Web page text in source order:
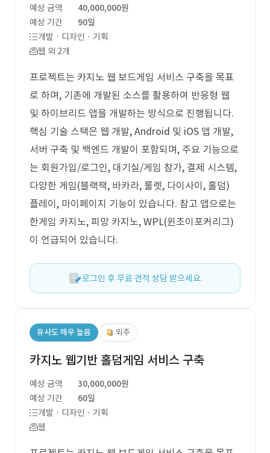
예상 금액
40,000,000원
예상 기간
90일
개발 · 디자인 · 기획
웹 외 2개
프로젝트는 카지노 웹 보드게임 서비스 구축을 목표
로 하며, 기존에 개발된 소스를 활용하여 반응형 웹
및 하이브리드 앱을 개발하는 방식으로 진행됩니다.
핵심 기술 스택은 웹 개발, Android 및 iOS 앱 개발,
서버 구축 및 백엔드 개발이 포함되며, 주요 기능으로
는 회원가입/로그인, 대기실/게임 참가, 결제 시스템,
다양한 게임(블랙잭, 바카라, 룰렛, 다이사이, 홀덤)
플레이, 마이페이지 기능이 있습니다. 참고 앱으로는
한게임 카지노, 피망 카지노, WPL(윈조이포커리그)
이 언급되어 있습니다.
로그인 후 무료 견적 상담 받으세요.
유사도 매우 높음 외주
카지노 웹기반 홀덤게임 서비스 구축
예상 금액
30,000,000원
예상 기간
60일
개발 · 디자인 · 기획
웹